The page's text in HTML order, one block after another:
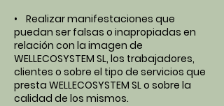
• Realizar manifestaciones que
puedan ser falsas o inapropiadas en
relación con la imagen de
WELLECOSYSTEM SL, los trabajadores,
clientes o sobre el tipo de servicios que
presta WELLECOSYSTEM SL o sobre la
calidad de los mismos.